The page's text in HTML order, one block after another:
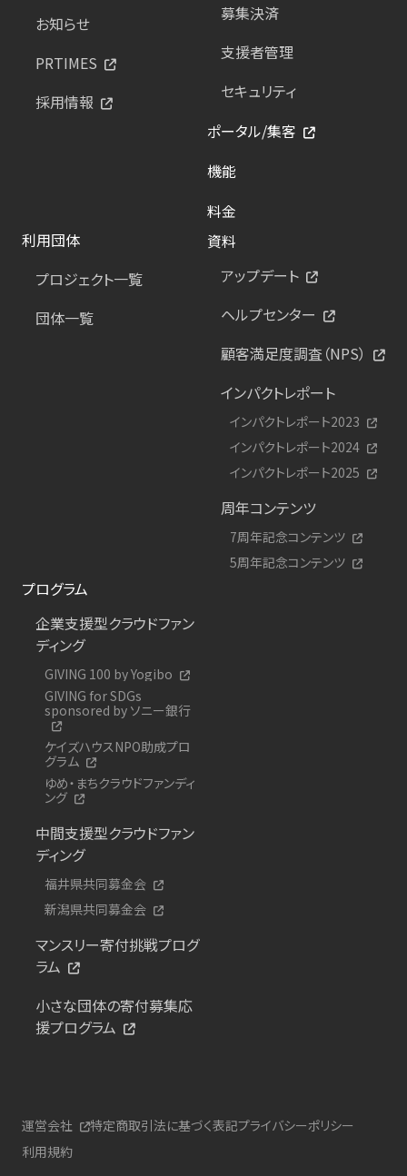
お知らせ
PRTIMES
採用情報
募集決済
支援者管理
セキュリティ
ポータル/集客
機能
料金
利用団体
プロジェクト一覧
団体一覧
資料
アップデート
ヘルプセンター
顧客満足度調査（NPS）
インパクトレポート
インパクトレポート2023
インパクトレポート2024
インパクトレポート2025
周年コンテンツ
7周年記念コンテンツ
5周年記念コンテンツ
プログラム
企業支援型クラウドファン
ディング
GIVING 100 by Yogibo
GIVING for SDGs
sponsored by ソニー銀行
ケイズハウスNPO助成プロ
グラム
ゆめ・まちクラウドファンディ
ング
中間支援型クラウドファン
ディング
福井県共同募金会
新潟県共同募金会
マンスリー寄付挑戦プログ
ラム
小さな団体の寄付募集応
援プログラム
運営会社 特定商取引法に基づく表記プライバシーポリシー
利用規約